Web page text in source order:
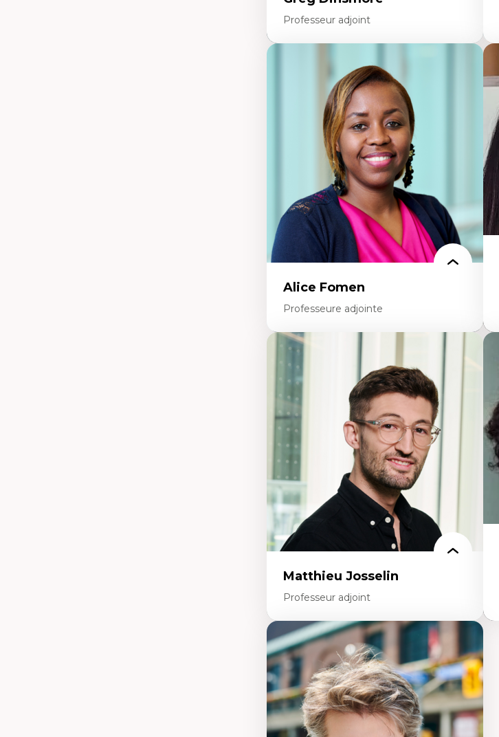
Professeur adjoint
Fragmentation des auditoires médiatiques
Analyse multi-plateforme des auditoires
médiatiques
Analyse des comportements numériques à
travers les données massives et l’IA
Recherche quantitative et qualitative sur
les auditoires médiatiques
Épistémologie des techniques de recherche
numérique et l’IA
Théorie des droits de la personne
La pensée politique d’Hannah Arendt
La pensée politique à l’ère numérique
Justice internationale et normes
internationales
Alice Fomen
Professeure adjointe
Expertises
Acceptabilité, acceptation et adoption des
technologies
Technologies d'apprentissage innovantes
Insertion professionnelle du nouveau
personnel enseignant
Construction identitaire en milieu
minoritaire francophone
Technologies éducatives pour la formation
Matthieu Josselin
Professeur adjoint
Expertises
Ethnographie critique des environnements
d’apprentissage des étudiant.e.s
Approche transdisciplinaire des
compétences socioaffectives et
interculturelles
Didactique des langues secondes et
compétence pragmatique